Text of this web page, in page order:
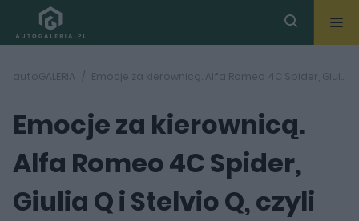
autoGALERIA Emocje za kierownicą. Alfa Romeo 4C Spider, Giulia Q i Stelvio Q, czyli najgorętsze auta tej marki
Emocje za kierownicą.
Alfa Romeo 4C Spider,
Giulia Q i Stelvio Q, czyli